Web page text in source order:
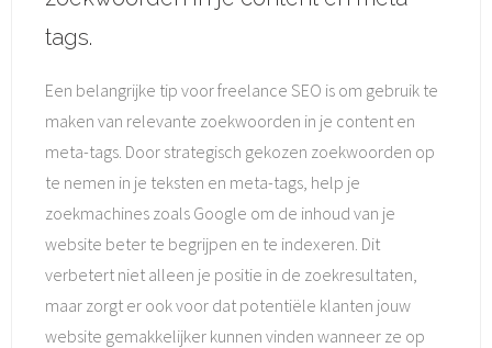
tags.
Een belangrijke tip voor freelance SEO is om gebruik te
maken van relevante zoekwoorden in je content en
meta-tags. Door strategisch gekozen zoekwoorden op
te nemen in je teksten en meta-tags, help je
zoekmachines zoals Google om de inhoud van je
website beter te begrijpen en te indexeren. Dit
verbetert niet alleen je positie in de zoekresultaten,
maar zorgt er ook voor dat potentiële klanten jouw
website gemakkelijker kunnen vinden wanneer ze op